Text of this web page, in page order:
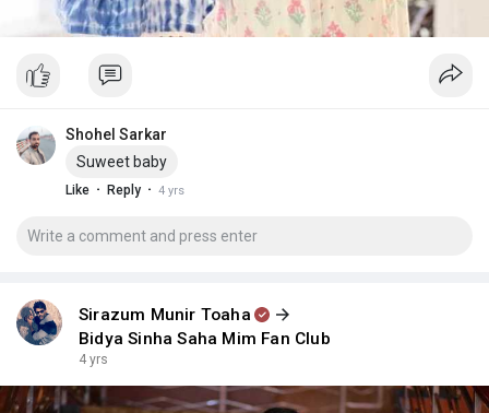
Shohel Sarkar
Suweet baby
Like · Reply · 4 yrs
Sirazum Munir Toaha
Bidya Sinha Saha Mim Fan Club
4 yrs